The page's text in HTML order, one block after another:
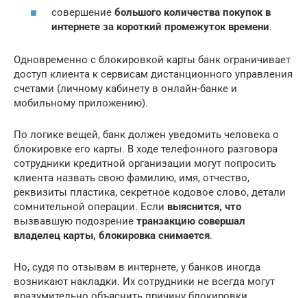
совершение большого количества покупок в
интернете за короткий промежуток времени.
Одновременно с блокировкой карты банк ограничивает
доступ клиента к сервисам дистанционного управления
счетами (личному кабинету в онлайн-банке и
мобильному приложению).
По логике вещей, банк должен уведомить человека о
блокировке его карты. В ходе телефонного разговора
сотрудники кредитной организации могут попросить
клиента назвать свою фамилию, имя, отчество,
реквизиты пластика, секретное кодовое слово, детали
сомнительной операции. Если выяснится, что
вызвавшую подозрение транзакцию совершал
владелец карты, блокировка снимается.
Но, судя по отзывам в интернете, у банков иногда
возникают накладки. Их сотрудники не всегда могут